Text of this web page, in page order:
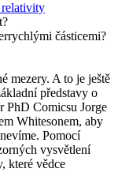
částicemi?
mezery. A to je ještě
představy o
PhD Comicsu Jorge
Whitesonem, aby
Pomocí
vysvětlení
které vědce